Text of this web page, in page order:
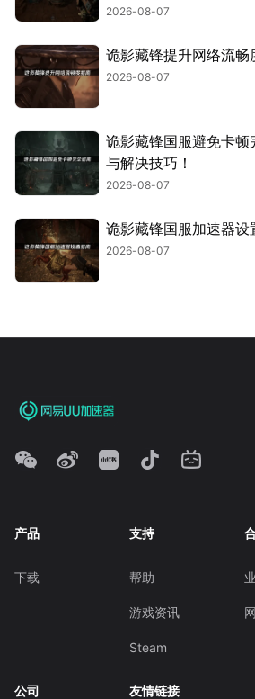
2026-08-07
诡影藏锋提升网络流畅
2026-08-07
诡影藏锋国服避免卡
与解决技巧！
2026-08-07
诡影藏锋国服加速器设
2026-08-07
产品
下载
支持
帮助
游戏资讯
Steam
公司 友情链接